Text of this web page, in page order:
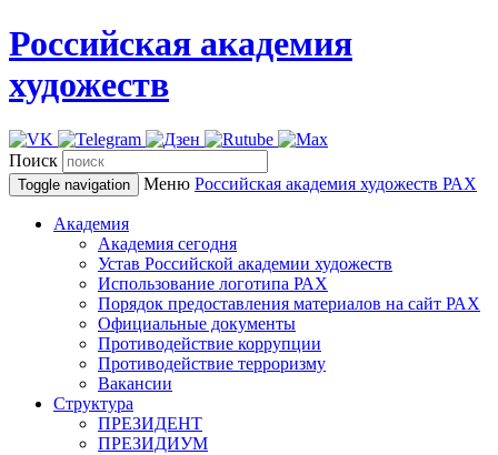
Российская академия
художеств
Поиск
Toggle navigation Меню Российская академия художеств РАХ
Академия
Академия сегодня
Устав Российской академии художеств
Использование логотипа РАХ
Порядок предоставления материалов на сайт РАХ
Официальные документы
Противодействие коррупции
Противодействие терроризму
Вакансии
Структура
ПРЕЗИДЕНТ
ПРЕЗИДИУМ